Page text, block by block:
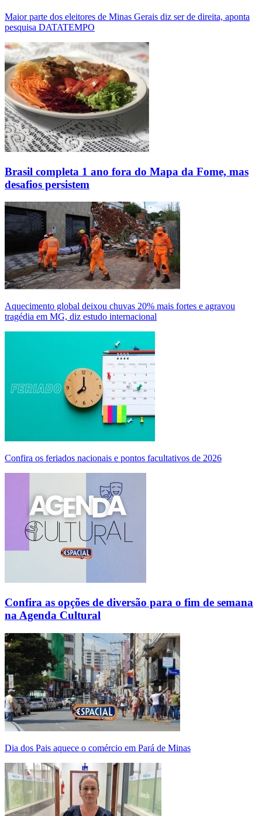
Maior parte dos eleitores de Minas Gerais diz ser de direita, aponta
pesquisa DATATEMPO
Brasil completa 1 ano fora do Mapa da Fome, mas
desafios persistem
Aquecimento global deixou chuvas 20% mais fortes e agravou
tragédia em MG, diz estudo internacional
Confira os feriados nacionais e pontos facultativos de 2026
Confira as opções de diversão para o fim de semana
na Agenda Cultural
Dia dos Pais aquece o comércio em Pará de Minas